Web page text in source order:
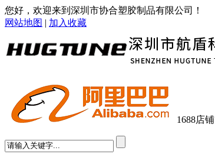
您好，欢迎来到深圳市协合塑胶制品有限公司！
网站地图 | 加入收藏
1688店铺